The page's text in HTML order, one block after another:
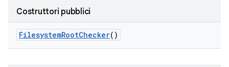
Costruttori pubblici
FilesystemRootChecker()